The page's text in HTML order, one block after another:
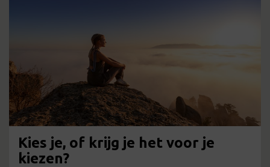
Kies je, of krijg je het voor je
kiezen?